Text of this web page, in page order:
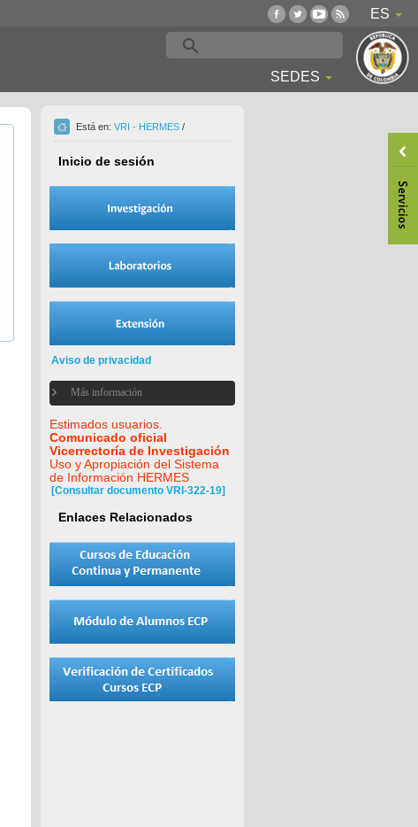
ES
SEDES
Está en: VRI - HERMES /
Inicio de sesión
Aviso de privacidad
Más información
Estimados usuarios.
Comunicado oficial
Vicerrectoría de Investigación
Uso y Apropiación del Sistema
de Información HERMES
[Consultar documento VRI-322-19]
Enlaces Relacionados